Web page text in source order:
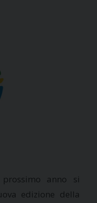
anno si
edizione della